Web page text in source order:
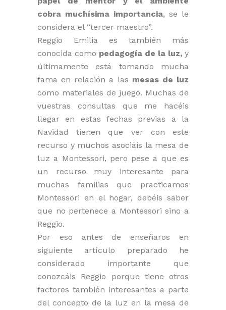
cobra muchísima importancia, se le
considera el “tercer maestro”.
Reggio Emilia es también más
conocida como pedagogía de la luz, y
últimamente está tomando mucha
fama en relación a las mesas de luz
como materiales de juego. Muchas de
vuestras consultas que me hacéis
llegar en estas fechas previas a la
Navidad tienen que ver con este
recurso y muchos asociáis la mesa de
luz a Montessori, pero pese a que es
un recurso muy interesante para
muchas familias que practicamos
Montessori en el hogar, debéis saber
que no pertenece a Montessori sino a
Reggio.
Por eso antes de enseñaros en
siguiente artículo preparado he
considerado importante que
conozcáis Reggio porque tiene otros
factores también interesantes a parte
del concepto de la luz en la mesa de